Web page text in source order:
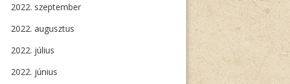
2022. szeptember
2022. augusztus
2022. július
2022. június